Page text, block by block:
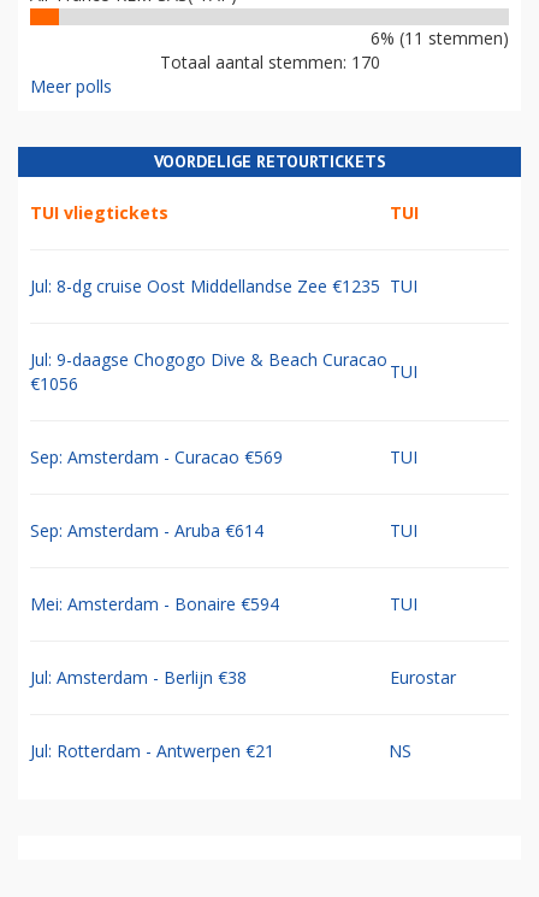
6% (11 stemmen)
Totaal aantal stemmen: 170
Meer polls
VOORDELIGE RETOURTICKETS
TUI vliegtickets TUI
Jul: 8-dg cruise Oost Middellandse Zee €1235 TUI
Jul: 9-daagse Chogogo Dive & Beach Curacao
€1056
TUI
Sep: Amsterdam - Curacao €569 TUI
Sep: Amsterdam - Aruba €614 TUI
Mei: Amsterdam - Bonaire €594 TUI
Jul: Amsterdam - Berlijn €38 Eurostar
Jul: Rotterdam - Antwerpen €21 NS